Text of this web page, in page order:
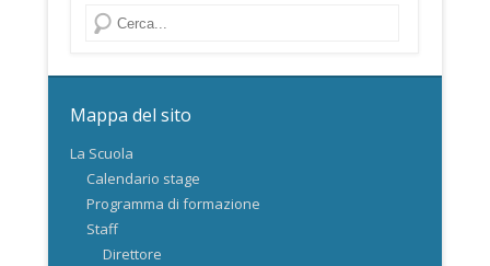
Cerca
Mappa del sito
La Scuola
Calendario stage
Programma di formazione
Staff
Direttore